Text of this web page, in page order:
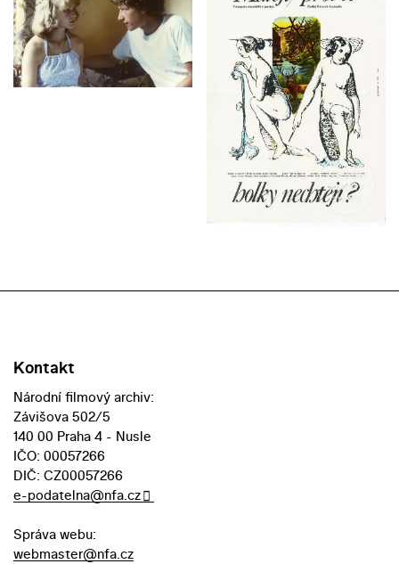
Kontakt
Národní filmový archiv:
Závišova 502/5
140 00 Praha 4 - Nusle
IČO: 00057266
DIČ: CZ00057266
e-podatelna@nfa.cz
Správa webu:
webmaster@nfa.cz